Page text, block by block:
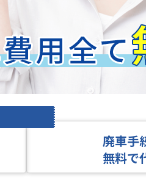
廃車手
無料で